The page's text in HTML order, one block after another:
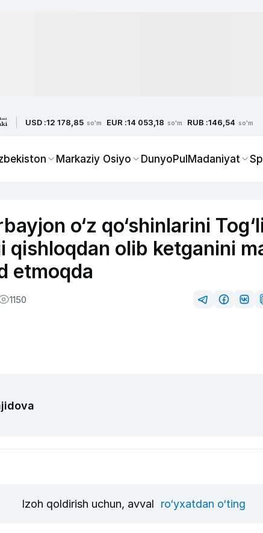
USD :12 178,85 so'm EUR :14 053,18 so'm RUB :146,54 so'm
Markaziy Osiyo DunyoPulMadaniyat
o‘z qo‘shinlarini
qishloqdan olib ketganini
etmoqda
1150
Izoh qoldirish uchun, avval ro‘yxatdan o‘ting